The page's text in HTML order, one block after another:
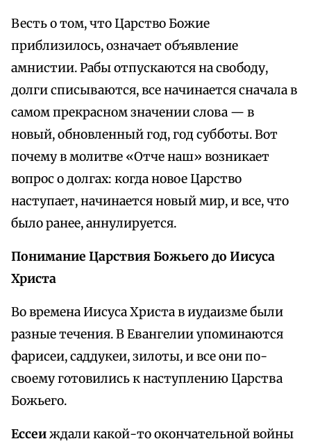
Весть о том, что Царство Божие
приблизилось, означает объявление
амнистии. Рабы отпускаются на свободу,
долги списываются, все начинается сначала в
самом прекрасном значении слова — в
новый, обновленный год, год субботы. Вот
почему в молитве «Отче наш» возникает
вопрос о долгах: когда новое Царство
наступает, начинается новый мир, и все, что
было ранее, аннулируется.
Понимание Царствия Божьего до Иисуса
Христа
Во времена Иисуса Христа в иудаизме были
разные течения. В Евангелии упоминаются
фарисеи, саддукеи, зилоты, и все они по-
своему готовились к наступлению Царства
Божьего.
Ессеиждали какой-то окончательной войны